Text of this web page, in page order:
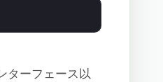
ターフェース以